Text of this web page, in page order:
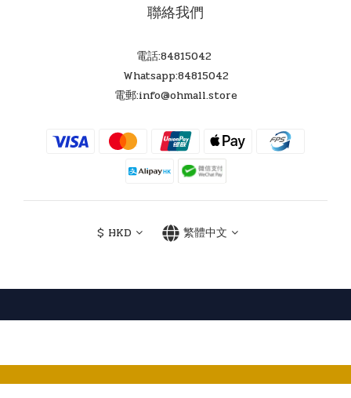
聯絡我們
電話:84815042
Whatsapp:84815042
電郵:info@ohmall.store
$ HKD 繁體中文